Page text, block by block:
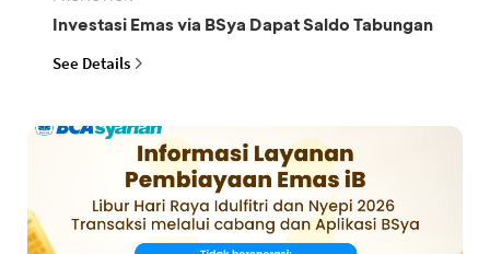
Investasi Emas via BSya Dapat Saldo Tabungan
See Details